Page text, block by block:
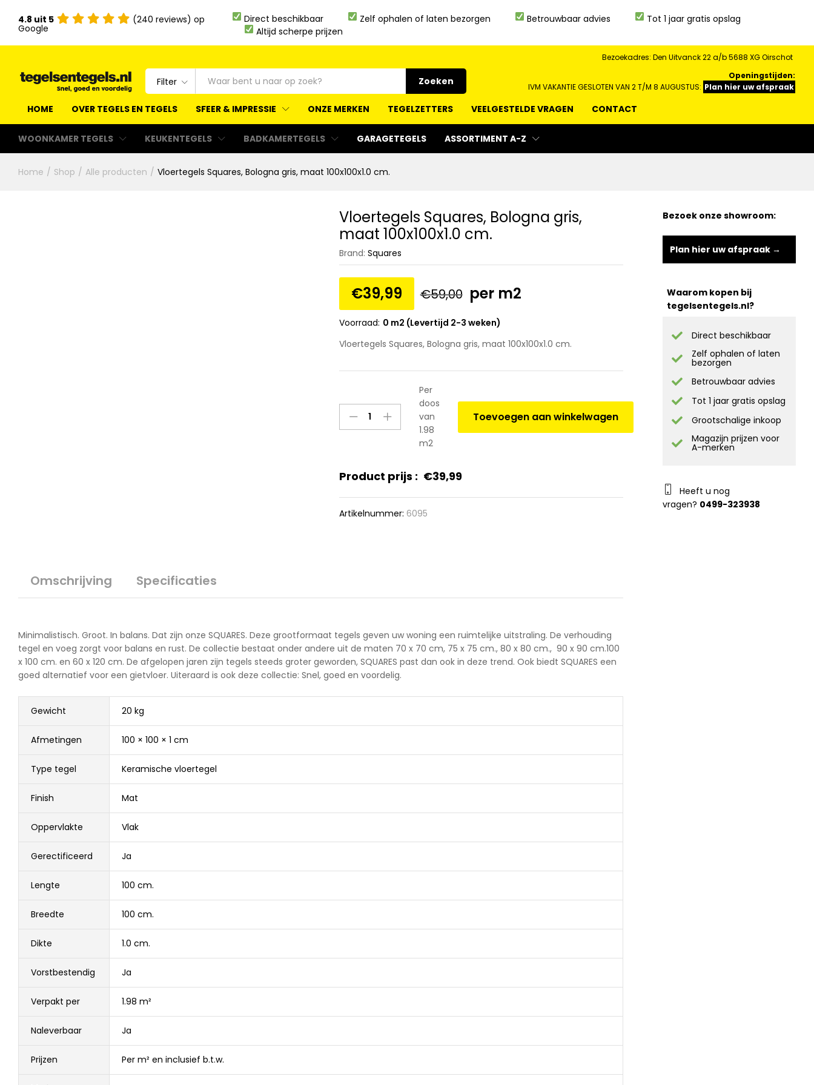
4.8 uit 5 (240 reviews) op
Google
Direct beschikbaar Zelf ophalen of laten bezorgen Betrouwbaar advies
Tot 1 jaar gratis opslag
Altijd scherpe prijzen
Bezoekadres: Den Uitvanck 22 a/b 5688 XG Oirschot
Filter Zoeken
Openingstijden:
IVM VAKANTIE GESLOTEN VAN 2 T/M 8 AUGUSTUS: Plan hier uw afspraak
HOME OVER TEGELS EN TEGELS SFEER & IMPRESSIE ONZE MERKEN TEGELZETTERS VEELGESTELDE VRAGEN CONTACT
WOONKAMER TEGELS KEUKENTEGELS BADKAMERTEGELS GARAGETEGELS ASSORTIMENT A-Z
Home / Shop / Alle producten / Vloertegels Squares, Bologna gris, maat 100x100x1.0 cm.
Vloertegels Squares, Bologna gris,
maat 100x100x1.0 cm.
Brand: Squares
€39,99 €59,00 per m2
Voorraad: 0 m2 (Levertijd 2-3 weken)
Vloertegels Squares, Bologna gris, maat 100x100x1.0 cm.
Squares,
100x100x1.0
Per
doos
van
1.98
m2
Toevoegen aan winkelwagen
Product prijs : €39,99
Artikelnummer: 6095
Omschrijving Specificaties
Minimalistisch. Groot. In balans. Dat zijn onze SQUARES. Deze grootformaat tegels geven uw woning een ruimtelijke uitstraling. De verhouding
tegel en voeg zorgt voor balans en rust. De collectie bestaat onder andere uit de maten 70 x 70 cm, 75 x 75 cm., 80 x 80 cm., 90 x 90 cm.100
x 100 cm. en 60 x 120 cm. De afgelopen jaren zijn tegels steeds groter geworden, SQUARES past dan ook in deze trend. Ook biedt SQUARES een
goed alternatief voor een gietvloer. Uiteraard is ook deze collectie: Snel, goed en voordelig.
Gewicht 20 kg
Afmetingen 100 × 100 × 1 cm
Type tegel Keramische vloertegel
Finish Mat
Oppervlakte Vlak
Gerectificeerd Ja
Lengte 100 cm.
Breedte 100 cm.
Dikte 1.0 cm.
Vorstbestendig Ja
Verpakt per 1.98 m²
Naleverbaar Ja
Prijzen Per m² en inclusief b.t.w.
Bezoek onze showroom:
Plan hier uw afspraak →
Waarom kopen bij
tegelsentegels.nl?
Direct beschikbaar
Zelf ophalen of laten
bezorgen
Betrouwbaar advies
Tot 1 jaar gratis opslag
Grootschalige inkoop
Magazijn prijzen voor
A-merken
Heeft u nog
vragen? 0499-323938